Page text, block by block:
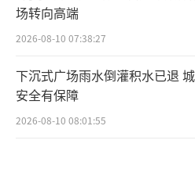
场转向高端
2026-08-10 07:38:27
下沉式广场雨水倒灌积水已退
安全有保障
2026-08-10 08:01:55